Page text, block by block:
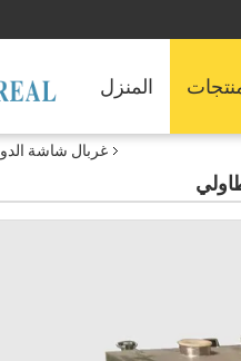
المنزل
غربال شاشة